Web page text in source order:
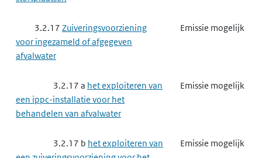
3.2.17 Zuiveringsvoorziening
voor ingezameld of afgegeven
afvalwater
Emissie mogelijk
3.2.17 a het exploiteren van
een ippc-installatie voor het
behandelen van afvalwater
Emissie mogelijk
3.2.17 b het exploiteren van
Emissie mogelijk